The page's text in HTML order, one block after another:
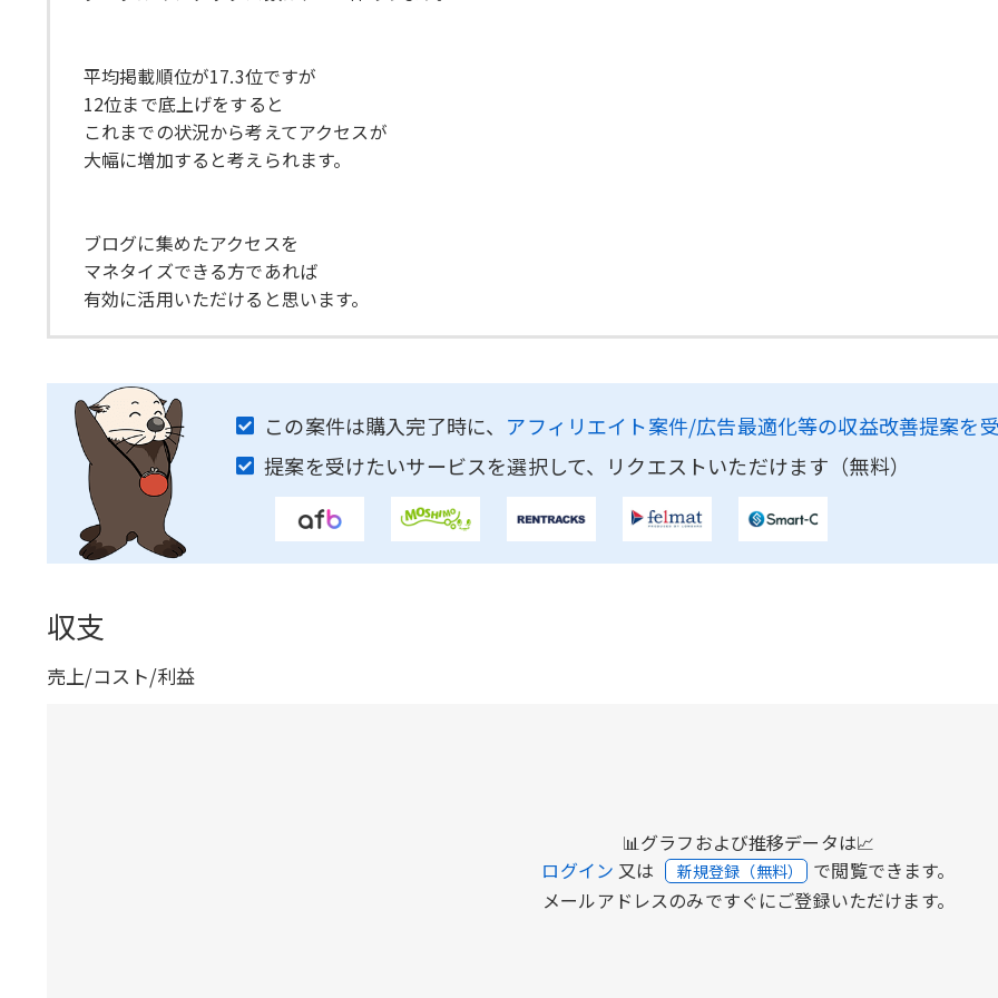
平均掲載順位が17.3位ですが
12位まで底上げをすると
これまでの状況から考えてアクセスが
大幅に増加すると考えられます。
ブログに集めたアクセスを
マネタイズできる方であれば
有効に活用いただけると思います。
この案件は購入完了時に、 アフィリエイト案件/広告最適化等の収益改善提案を
提案を受けたいサービスを選択して、リクエストいただけます（無料）
収支
売上/コスト/利益
📊グラフおよび推移データは📈
ログイン 又は 新規登録（無料） で閲覧できます。
メールアドレスのみですぐにご登録いただけます。